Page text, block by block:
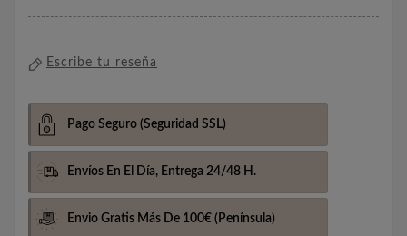
Escribe tu reseña
Pago Seguro (Seguridad SSL)
Envíos En El Día, Entrega 24/48 H.
Envio Gratis Más De 100€ (Península)